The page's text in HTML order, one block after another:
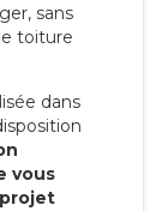
sans
toiture
dans
vous